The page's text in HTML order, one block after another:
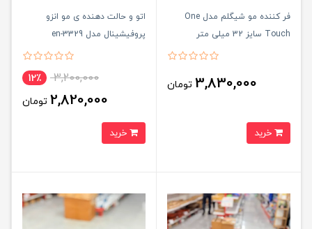
فر کننده مو شیگلم مدل One
Touch سایز 32 میلی متر
3,830,000 تومان
اتو و حالت دهنده ی مو انزو
پروفیشینال مدل en-3329
3,200,000 12٪
2,820,000 تومان